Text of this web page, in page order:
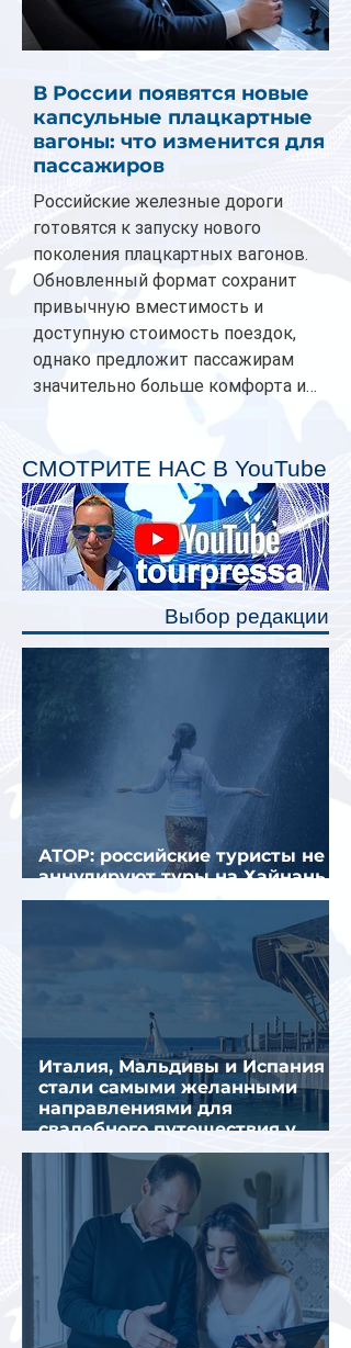
В России появятся новые
капсульные плацкартные
вагоны: что изменится для
пассажиров
Российские железные дороги
готовятся к запуску нового
поколения плацкартных вагонов.
Обновленный формат сохранит
привычную вместимость и
доступную стоимость поездок,
однако предложит пассажирам
значительно больше комфорта и
планируется начать в 2027 году.
Одним из главных нововведений
станут индивидуальные шторки у
каждого спального места. Они
позволят пассажирам закрыть свою
полку во время сна или отдыха,
СМОТРИТЕ НАС В YouTube
Выбор редакции
АТОР: российские туристы не
аннулируют туры на Хайнань
из-за тайфуна «Дельфин»
Италия, Мальдивы и Испания
стали самыми желанными
направлениями для
свадебного путешествия у
россиян